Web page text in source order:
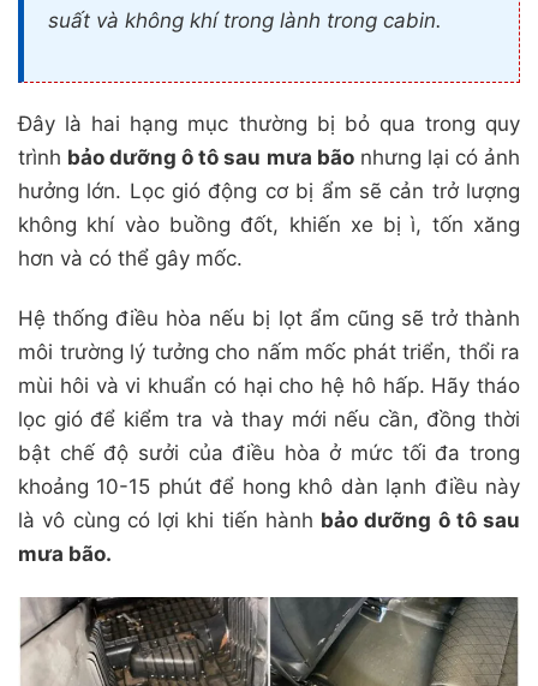
suất và không khí trong lành trong cabin.
Đây là hai hạng mục thường bị bỏ qua trong quy
trình bảo dưỡng ô tô sau mưa bãonhưng lại có ảnh
hưởng lớn. Lọc gió động cơ bị ẩm sẽ cản trở lượng
không khí vào buồng đốt, khiến xe bị ì, tốn xăng
hơn và có thể gây mốc.
Hệ thống điều hòa nếu bị lọt ẩm cũng sẽ trở thành
môi trường lý tưởng cho nấm mốc phát triển, thổi ra
mùi hôi và vi khuẩn có hại cho hệ hô hấp. Hãy tháo
lọc gió để kiểm tra và thay mới nếu cần, đồng thời
bật chế độ sưởi của điều hòa ở mức tối đa trong
khoảng 10-15 phút để hong khô dàn lạnh điều này
là vô cùng có lợi khi tiến hành bảo dưỡng ô tô sau
mưa bão.